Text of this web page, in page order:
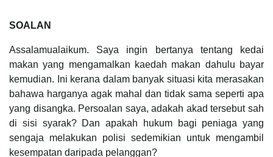
SOALAN
Assalamualaikum. Saya ingin bertanya tentang kedai
makan yang mengamalkan kaedah makan dahulu bayar
kemudian. Ini kerana dalam banyak situasi kita merasakan
bahawa harganya agak mahal dan tidak sama seperti apa
yang disangka. Persoalan saya, adakah akad tersebut sah
di sisi syarak? Dan apakah hukum bagi peniaga yang
sengaja melakukan polisi sedemikian untuk mengambil
kesempatan daripada pelanggan?